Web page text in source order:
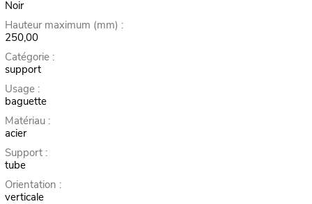
Noir
Hauteur maximum (mm) :
250,00
Catégorie :
support
Usage :
baguette
Matériau :
acier
Support :
tube
Orientation :
verticale